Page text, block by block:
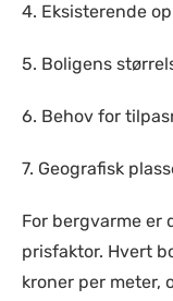
4. Eksisterende
5. Boligens
6. Behov for
7. Geografisk
For bergvarme er
prisfaktor. Hvert
kroner per meter,